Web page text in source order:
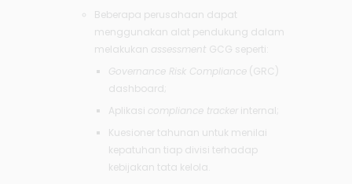
Beberapa perusahaan dapat
menggunakan alat pendukung dalam
melakukan assessment GCG seperti:
Governance Risk Compliance (GRC)
dashboard;
Aplikasi compliance tracker internal;
Kuesioner tahunan untuk menilai
kepatuhan tiap divisi terhadap
kebijakan tata kelola.